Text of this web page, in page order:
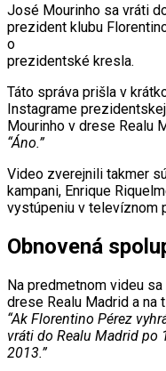
José Mourinho sa vráti
prezident klubu
o
prezidentské kresla.
Táto správa prišla v
Instagrame
Mourinho v drese Realu
“Áno.”
Video zverejnili takmer
kampani, Enrique
vystúpeniu v televíznom
Obnovená
Na predmetnom videu
drese Realu Madrid a na
“Ak Florentino Pérez
vráti do Realu Madrid
2013.”